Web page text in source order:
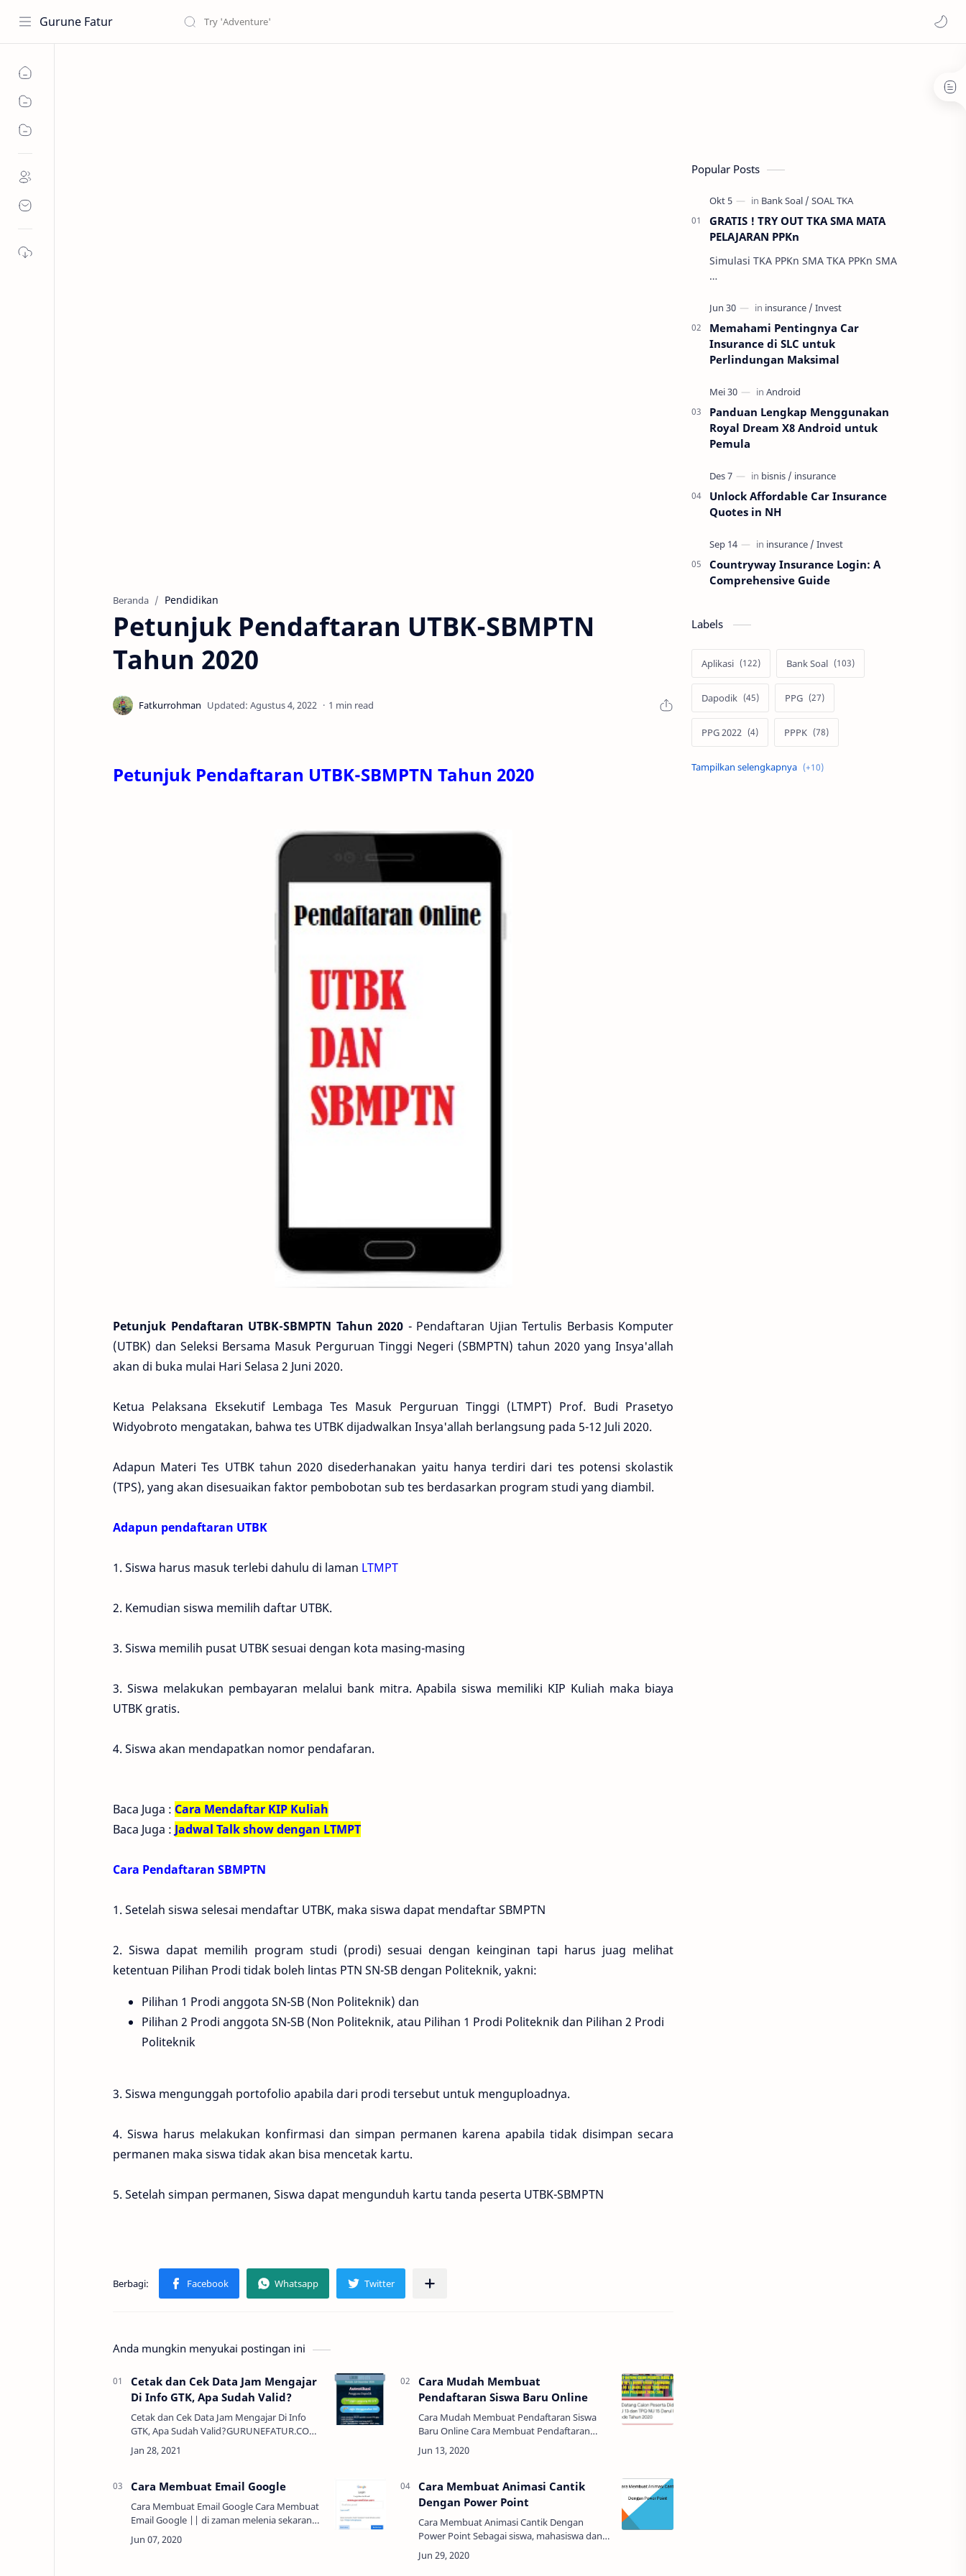
Gurune Fatur
Beranda Pendidikan
Petunjuk Pendaftaran UTBK-SBMPTN
Tahun 2020
1 min read
Petunjuk Pendaftaran UTBK-SBMPTN Tahun 2020
Petunjuk Pendaftaran UTBK-SBMPTN Tahun 2020 - Pendaftaran Ujian Tertulis Berbasis Komputer
(UTBK) dan Seleksi Bersama Masuk Perguruan Tinggi Negeri (SBMPTN) tahun 2020 yang Insya'allah
akan di buka mulai Hari Selasa 2 Juni 2020.
Ketua Pelaksana Eksekutif Lembaga Tes Masuk Perguruan Tinggi (LTMPT) Prof. Budi Prasetyo
Widyobroto mengatakan, bahwa tes UTBK dijadwalkan Insya'allah berlangsung pada 5-12 Juli 2020.
Adapun Materi Tes UTBK tahun 2020 disederhanakan yaitu hanya terdiri dari tes potensi skolastik
(TPS), yang akan disesuaikan faktor pembobotan sub tes berdasarkan program studi yang diambil.
Adapun pendaftaran UTBK
1. Siswa harus masuk terlebi dahulu di laman LTMPT
2. Kemudian siswa memilih daftar UTBK.
3. Siswa memilih pusat UTBK sesuai dengan kota masing-masing
3. Siswa melakukan pembayaran melalui bank mitra. Apabila siswa memiliki KIP Kuliah maka biaya
UTBK gratis.
4. Siswa akan mendapatkan nomor pendafaran.
Baca Juga : Cara Mendaftar KIP Kuliah
Baca Juga : Jadwal Talk show dengan LTMPT
Cara Pendaftaran SBMPTN
1. Setelah siswa selesai mendaftar UTBK, maka siswa dapat mendaftar SBMPTN
2. Siswa dapat memilih program studi (prodi) sesuai dengan keinginan tapi harus juag melihat
ketentuan Pilihan Prodi tidak boleh lintas PTN SN-SB dengan Politeknik, yakni:
Pilihan 1 Prodi anggota SN-SB (Non Politeknik) dan
Pilihan 2 Prodi anggota SN-SB (Non Politeknik, atau Pilihan 1 Prodi Politeknik dan Pilihan 2 Prodi
Politeknik
3. Siswa mengunggah portofolio apabila dari prodi tersebut untuk menguploadnya.
4. Siswa harus melakukan konfirmasi dan simpan permanen karena apabila tidak disimpan secara
permanen maka siswa tidak akan bisa mencetak kartu.
5. Setelah simpan permanen, Siswa dapat mengunduh kartu tanda peserta UTBK-SBMPTN
Anda mungkin menyukai postingan ini
Cetak dan Cek Data Jam Mengajar
Di Info GTK, Apa Sudah Valid?
Cetak dan Cek Data Jam Mengajar Di Info
GTK, Apa Sudah Valid?GURUNEFATUR.COM -
Cetak dan Cek Data Jam Mengajar Di Info
GTK, Apa Sudah Valid?Alhamdulillah dimasa
Cara Mudah Membuat
Pendaftaran Siswa Baru Online
Cara Mudah Membuat Pendaftaran Siswa
Baru Online Cara Membuat Pendaftaran
Siswa Baru Online Dengan Mudah ||
Selamat pagi temen-temen bapak/ibu,
Cara Membuat Email Google
Cara Membuat Email Google Cara Membuat
Email Google || di zaman melenia sekarang
ini, sangat diperlukan sekali alamat Email
atau yang sering di sebut dengan Surat
Cara Membuat Animasi Cantik
Dengan Power Point
Cara Membuat Animasi Cantik Dengan
Power Point Sebagai siswa, mahasiswa dan
pegawai perkantoran sering menggunakan
Power Point untuk presentasi/paparan yang
Popular Posts
GRATIS ! TRY OUT TKA SMA MATA
PELAJARAN PPKn
Simulasi TKA PPKn SMA TKA PPKn SMA
…
Memahami Pentingnya Car
Insurance di SLC untuk
Perlindungan Maksimal
Panduan Lengkap Menggunakan
Royal Dream X8 Android untuk
Pemula
Unlock Affordable Car Insurance
Quotes in NH
Countryway Insurance Login: A
Comprehensive Guide
Labels
Aplikasi Bank Soal
Dapodik PPG
PPG 2022 PPPK
Pendidikan SIM PKB